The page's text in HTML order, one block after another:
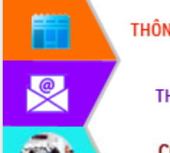
Định vị cà phê Việt Nam như một “di
sản sống” trong dòng chảy toàn cầu
Xây dựng nông thôn mới: Nâng cao đời
sống người dân từ những mô hình thiết
Quyết liệt tháo gỡ vướng mắc, đẩy
nhanh tiến độ các dự án trọng điểm
trong Khu kinh tế Nam Phú Yên
Hòn Yến phát triển du lịch gắn với bảo
tồn biển